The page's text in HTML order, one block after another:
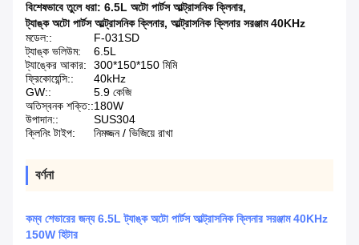
বিশেষভাবে তুলে ধরা: 6.5L অটো পার্টস আল্ট্রাসনিক ক্লিনার,
ট্যাঙ্ক অটো পার্টস আল্ট্রাসনিক ক্লিনার, আল্ট্রাসনিক ক্লিনার সরঞ্জাম 40KHz
মডেল::
F-031SD
ট্যাঙ্ক ভলিউম:
6.5L
ট্যাঙ্কের আকার:
300*150*150 মিমি
ফ্রিকোয়েন্সি::
40kHz
GW::
5.9 কেজি
অতিস্বনক শক্তি::180W
উপাদান::
SUS304
ক্লিনিং টাইপ:
নিমজ্জন / ভিজিয়ে রাখা
বর্ণনা
কম্ব শেভারের জন্য 6.5L ট্যাঙ্ক অটো পার্টস আল্ট্রাসনিক ক্লিনার সরঞ্জাম 40KHz
150W হিটার